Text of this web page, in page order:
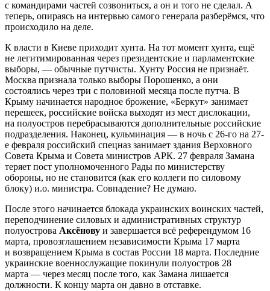
с командирами частей созвониться, а он и того не сделал. А
теперь, опираясь на интервью самого генерала разберёмся, что
происходило на деле.
К власти в Киеве приходит хунта. На тот момент хунта, ещё
не легитимированная через президентские и парламентские
выборы, — обычные путчисты. Хунту Россия не признаёт.
Москва признала только выборы Порошенко, а они
состоялись через три с половиной месяца после путча. В
Крыму начинается народное брожение, «Беркут» занимает
перешеек, российские войска выходят из мест дислокации,
на полуостров перебрасываются дополнительные российские
подразделения. Наконец, кульминация — в ночь с 26-го на 27-
е февраля российский спецназ занимает здания Верховного
Совета Крыма и Совета министров АРК. 27 февраля Замана
теряет пост уполномоченного Рады по министерству
обороны, но не становится (как его коллеги по силовому
блоку) и.о. министра. Совпадение? Не думаю.
После этого начинается блокада украинских воинских частей,
переподчинение силовых и административных структур
полуострова Аксёнову и завершается всё референдумом 16
марта, провозглашением независимости Крыма 17 марта
и возвращением Крыма в состав России 18 марта. Последние
украинские военнослужащие покинули полуостров 28
марта — через месяц после того, как Замана лишается
должности. К концу марта он давно в отставке.